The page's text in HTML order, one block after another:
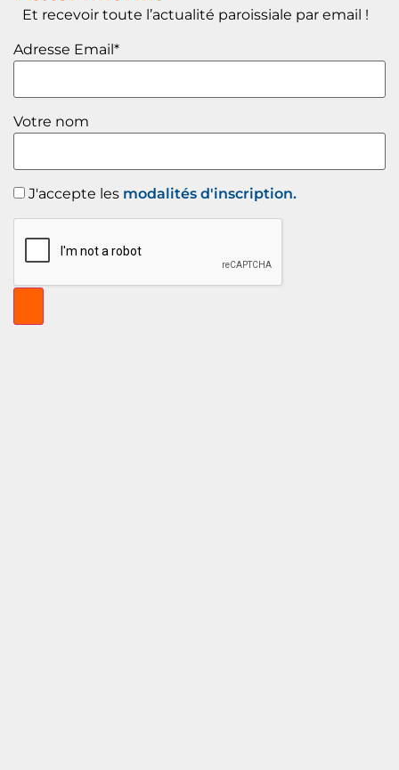
Et recevoir toute l’actualité paroissiale par email !
Adresse Email*
Votre nom
J'accepte les modalités d'inscription.